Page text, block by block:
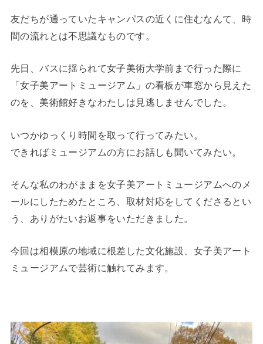
友だちが通っていたキャンパスの近くに住むなんて、時
間の流れとは不思議なものです。
先日、バスに揺られて女子美術大学前まで行った際に
「女子美アートミュージアム」の看板が車窓から見えた
のを、美術館好きなわたしは見逃しませんでした。
いつかゆっくり時間を取って行ってみたい。
できればミュージアムの方にお話しも聞いてみたい。
そんな私のわがままを女子美アートミュージアムへのメ
ールにしたためたところ、取材対応をしてくださるとい
う、ありがたいお返事をいただきました。
今回は相模原の地域に根差した文化施設、女子美アート
ミュージアムで芸術に触れてみます。